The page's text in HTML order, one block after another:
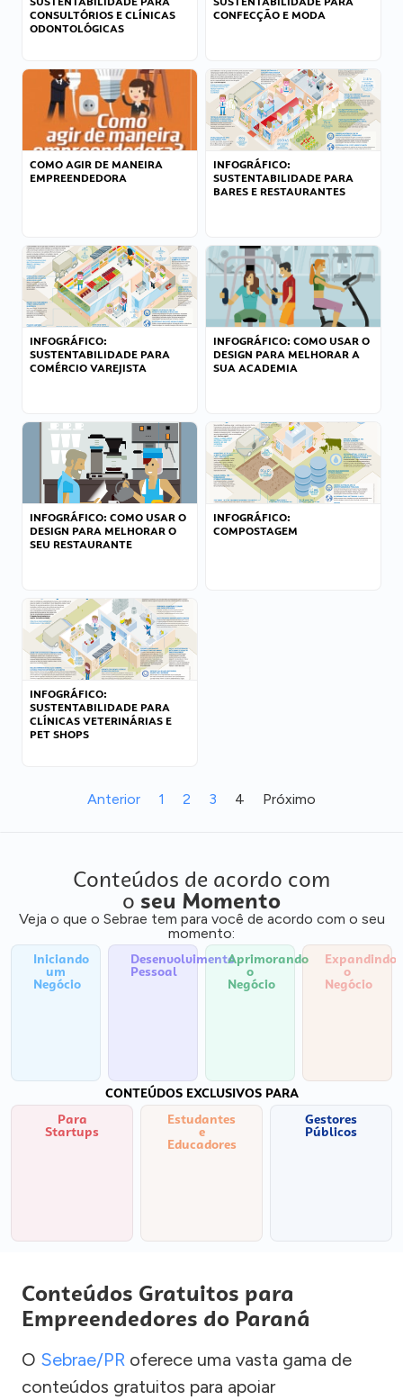
CONSULTÓRIOS E CLÍNICAS
ODONTOLÓGICAS
CONFECÇÃO E MODA
COMO AGIR DE MANEIRA
EMPREENDEDORA
INFOGRÁFICO:
SUSTENTABILIDADE PARA
BARES E RESTAURANTES
INFOGRÁFICO:
SUSTENTABILIDADE PARA
COMÉRCIO VAREJISTA
INFOGRÁFICO: COMO USAR O
DESIGN PARA MELHORAR A
SUA ACADEMIA
INFOGRÁFICO: COMO USAR O
DESIGN PARA MELHORAR O
SEU RESTAURANTE
INFOGRÁFICO:
COMPOSTAGEM
INFOGRÁFICO:
SUSTENTABILIDADE PARA
CLÍNICAS VETERINÁRIAS E
PET SHOPS
Anterior 1 2 3 4 Próximo
Conteúdos de acordo com
o seu Momento
Veja o que o Sebrae tem para você de acordo com o seu
momento:
Iniciando
um
Negócio
Desenvolvimento
Pessoal
Aprimorando
o
Negócio
Expandindo
o
Negócio
CONTEÚDOS EXCLUSIVOS PARA
Para
Startups
Estudantes
e
Educadores
Gestores
Públicos
Conteúdos Gratuitos para
Empreendedores do Paraná
O Sebrae/PR oferece uma vasta gama de
conteúdos gratuitos para apoiar